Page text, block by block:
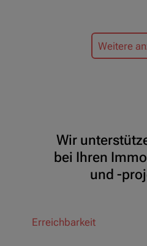
Weitere
Wir
bei Ihren
und -
Erreichbarkeit